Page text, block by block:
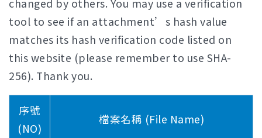
changed by others. You may use a verification
tool to see if an attachment’s hash value
matches its hash verification code listed on
this website (please remember to use SHA-
256). Thank you.
序號
(NO)
檔案名稱 (File Name)